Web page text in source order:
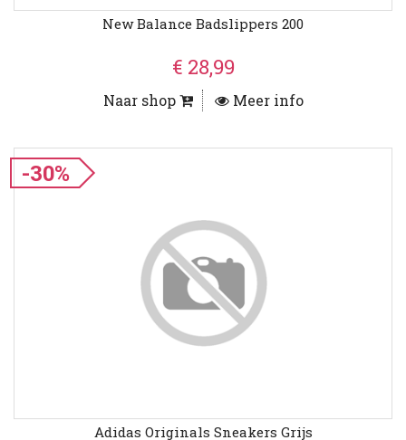
New Balance Badslippers 200
€ 28,99
Naar shop Meer info
-30%
Adidas Originals Sneakers Grijs